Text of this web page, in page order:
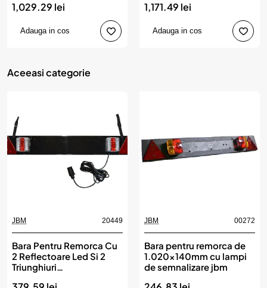
1,029.29 lei
Adauga in cos
compatibil ean 78110
1,171.49 lei
Adauga in cos
Aceeasi categorie
JBM 20449
Bara Pentru Remorca Cu
2 Reflectoare Led Si 2
Triunghiuri
JBM 00272
Bara pentru remorca de
1.020x140mm cu lampi
de semnalizare jbm